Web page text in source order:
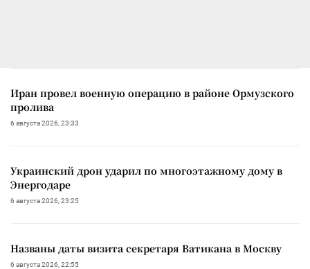
Иран провел военную операцию в районе Ормузского
пролива
6 августа 2026, 23:33
Украинский дрон ударил по многоэтажному дому в
Энергодаре
6 августа 2026, 23:25
Названы даты визита секретаря Ватикана в Москву
6 августа 2026, 22:55